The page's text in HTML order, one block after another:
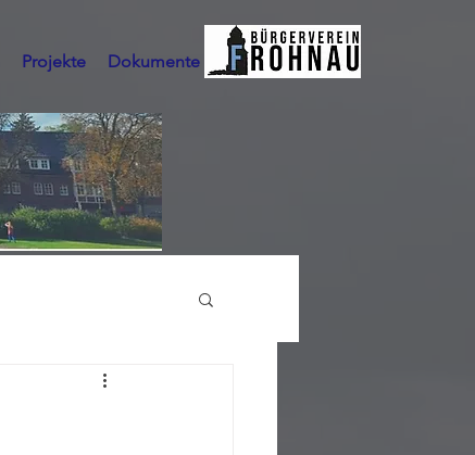
Projekte Dokumente Mehr